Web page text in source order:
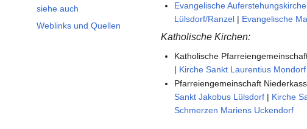
siehe auch
Weblinks und Quellen
Evangelische
Lülsdorf/Ranzel | Evangelische
Katholische Kirchen:
Katholische
| Kirche Sankt Laurentius Mondorf
Pfarreiengemeinschaft
Sankt Jakobus Lülsdorf | Kirche
Schmerzen Mariens Uckendorf